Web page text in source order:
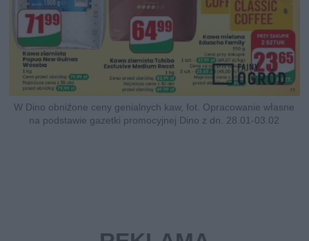
W Dino obniżone ceny genialnych kaw, fot. Opracowanie własne
na podstawie gazetki promocyjnej Dino z dn. 28.01-03.02